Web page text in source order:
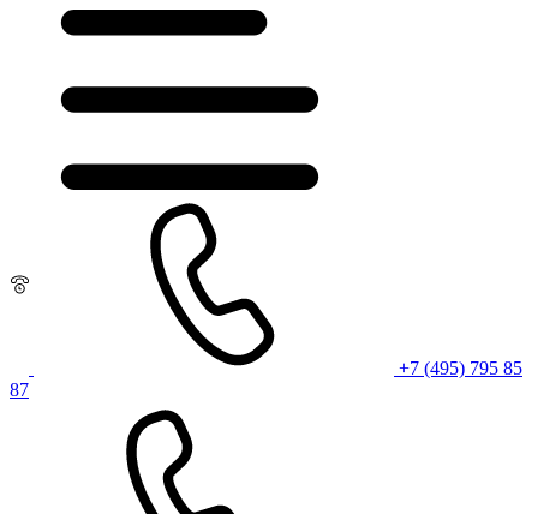
+7 (495) 795 85
87